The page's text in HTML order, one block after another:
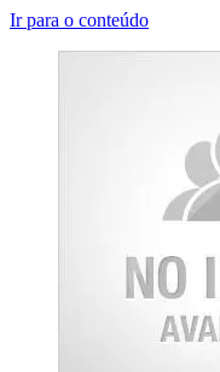
Ir para o conteúdo